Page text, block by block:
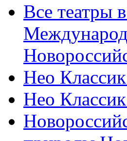
Все театры
Нео
Нео